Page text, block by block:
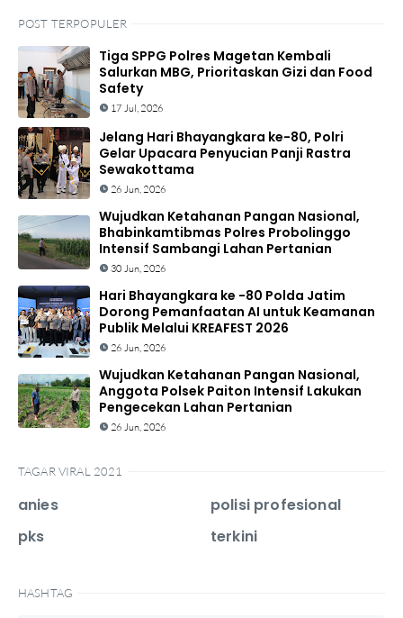
POST TERPOPULER
Tiga SPPG Polres Magetan Kembali
Salurkan MBG, Prioritaskan Gizi dan Food
Safety
17 Jul, 2026
Jelang Hari Bhayangkara ke-80, Polri
Gelar Upacara Penyucian Panji Rastra
Sewakottama
26 Jun, 2026
Wujudkan Ketahanan Pangan Nasional,
Bhabinkamtibmas Polres Probolinggo
Intensif Sambangi Lahan Pertanian
30 Jun, 2026
Hari Bhayangkara ke -80 Polda Jatim
Dorong Pemanfaatan AI untuk Keamanan
Publik Melalui KREAFEST 2026
26 Jun, 2026
Wujudkan Ketahanan Pangan Nasional,
Anggota Polsek Paiton Intensif Lakukan
Pengecekan Lahan Pertanian
26 Jun, 2026
TAGAR VIRAL 2021
anies
pks
polisi profesional
terkini
HASHTAG